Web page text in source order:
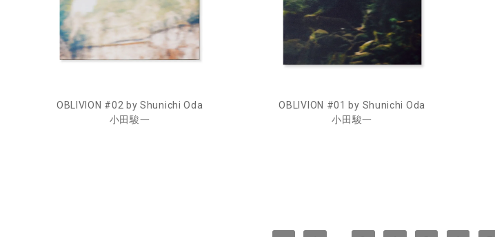
OBLIVION #02 by Shunichi Oda
小田駿一
OBLIVION #01 by Shunichi Oda
小田駿一